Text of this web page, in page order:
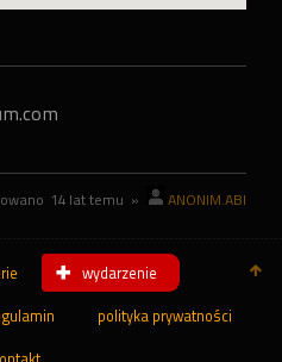
14 lat temu » ANONIM.ABI
wydarzenie
polityka prywatności